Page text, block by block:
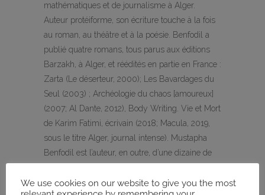
mathématiques et de journalisme à Alger.
Auteur protéiforme, son écriture touche à la fois
au roman, au théâtre et à la poésie. Benfodil a
publié quatre romans, tous parus aux éditions
Barzakh, à Alger, et réédités en partie en France :
Zarta (Le déserteur, 2000); Les Bavardages du
Seul (2003) ; Archéologie du chaos [amoureux]
(2007; Al Dante, 2012), Body Writing. Vie et Mort
de Karim Fatimi, écrivain (2018; Macula, 2019,
sous le titre Alger, journal intense). Mustapha
Benfodil est l’auteur, en outre, d’une dizaine de
Cocktail Kafkaïne [**Poésie noire**] (Bristol,
We use cookies on our website to give you the most